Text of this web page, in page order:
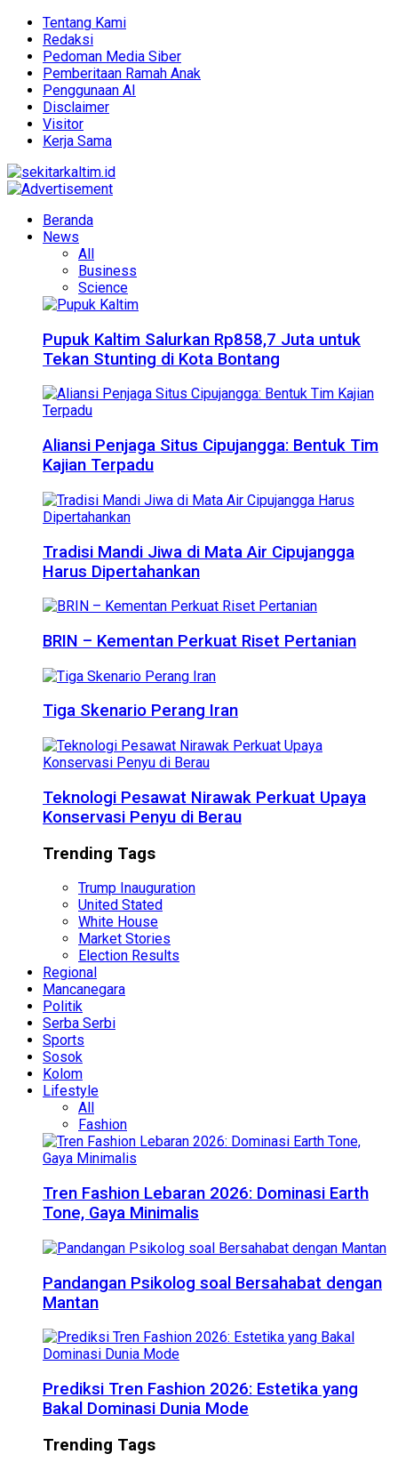
Tentang Kami
Redaksi
Pedoman Media Siber
Pemberitaan Ramah Anak
Penggunaan AI
Disclaimer
Visitor
Kerja Sama
Beranda
News
All
Business
Science
Pupuk Kaltim Salurkan Rp858,7 Juta untuk
Tekan Stunting di Kota Bontang
Aliansi Penjaga Situs Cipujangga: Bentuk Tim
Kajian Terpadu
Tradisi Mandi Jiwa di Mata Air Cipujangga
Harus Dipertahankan
BRIN – Kementan Perkuat Riset Pertanian
Tiga Skenario Perang Iran
Teknologi Pesawat Nirawak Perkuat Upaya
Konservasi Penyu di Berau
Trending Tags
Trump Inauguration
United Stated
White House
Market Stories
Election Results
Regional
Mancanegara
Politik
Serba Serbi
Sports
Sosok
Kolom
Lifestyle
All
Fashion
Tren Fashion Lebaran 2026: Dominasi Earth
Tone, Gaya Minimalis
Pandangan Psikolog soal Bersahabat dengan
Mantan
Prediksi Tren Fashion 2026: Estetika yang
Bakal Dominasi Dunia Mode
Trending Tags